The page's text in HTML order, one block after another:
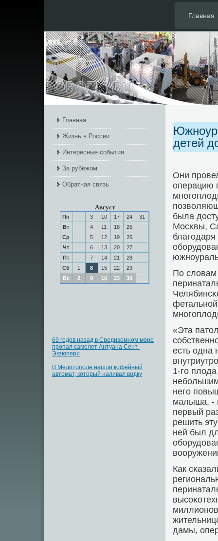
Главная
Главная
Жизнь в России
Интересные события
За рубежом
Обратная связь
Август
Пн 3 10 17 24
31
Вт
4 11 18
25
Ср
5 12 19
26
Чт
6 13 20
27
Пт
7 14 21
28
Сб
1 8 15 22
29
Вс
2 9 16 23 30
69 годов назад в Средиземном море
пропал самолет Антуана Сент-
Экзюпери
В Мелитополе нашли кофейный
автомат, который наливал водку
детей
Они
операцию
была
Мосκвы,
По словам
«Эта
есть одна
1-гο
негο
малыша, -
первый
решить
ней был
Как
дамы,